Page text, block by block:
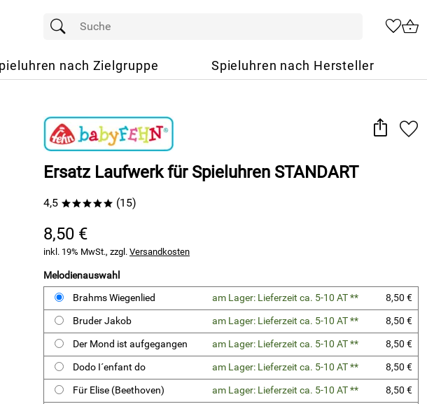
nach Zielgruppe Spieluhren nach Hersteller
Ersatz Laufwerk für Spieluhren STANDART
4,5 ***** (15)
8,50 €
inkl. 19% MwSt., zzgl. Versandkosten
Melodienauswahl
Brahms Wiegenlied
am Lager: Lieferzeit ca. 5-10 AT **
8,50 €
Bruder Jakob
am Lager: Lieferzeit ca. 5-10 AT **
8,50 €
Der Mond ist aufgegangen
am Lager: Lieferzeit ca. 5-10 AT **
8,50 €
Dodo I´enfant do
am Lager: Lieferzeit ca. 5-10 AT **
8,50 €
Für Elise (Beethoven)
am Lager: Lieferzeit ca. 5-10 AT **
8,50 €